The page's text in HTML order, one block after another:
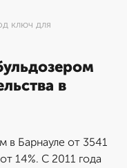
ключ для
в
в Барнауле от 3541
14%. С 2011 года